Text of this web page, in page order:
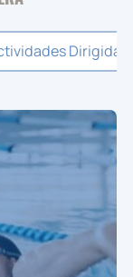
Dirigidas